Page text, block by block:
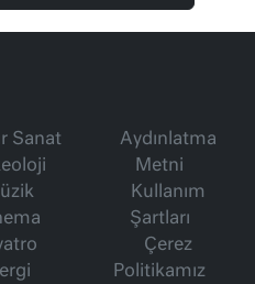
Sanat
Aydınlatma
Metni
Kullanım
Şartları
Çerez
Politikamız